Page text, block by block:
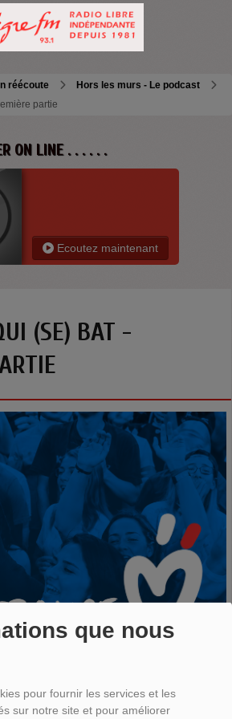
que nous
pour fournir les services et les
sur notre site et pour améliorer
réécoute
Hors les murs - Le podcast
partie
ON LINE . . . . . .
Ecoutez maintenant
(SE) BAT -